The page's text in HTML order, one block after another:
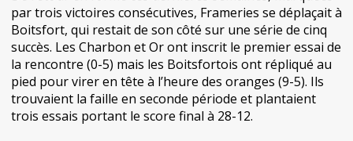
par trois victoires consécutives, Frameries se déplaçait à
Boitsfort, qui restait de son côté sur une série de cinq
succès. Les Charbon et Or ont inscrit le premier essai de
la rencontre (0-5) mais les Boitsfortois ont répliqué au
pied pour virer en tête à l’heure des oranges (9-5). Ils
trouvaient la faille en seconde période et plantaient
trois essais portant le score final à 28-12.